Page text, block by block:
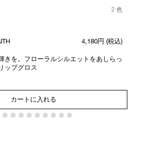
2 色
4,180円 (税込)
きを。フローラルシルエットをあしらっ
ップグロス
カートに入れる